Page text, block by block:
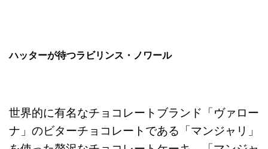
ハッターが待つラビリンス・ノワール
世界的に有名なチョコレートブランド「ヴァロー
ナ」のビターチョコレートである「マンジャリ」